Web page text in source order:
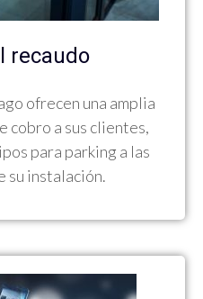
recaudo
ofrecen una amplia
cobro a sus clientes,
para parking a las
su instalación.